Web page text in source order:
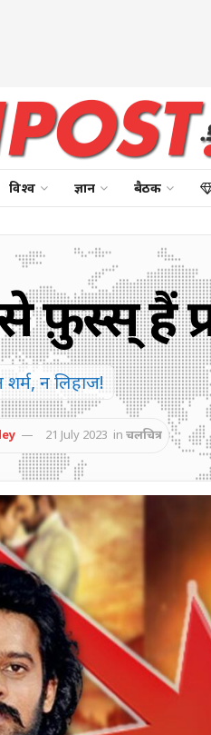
विश्व ज्ञान बैठक
फ़ुस्स् हैं
न लिहाज!
21 July 2023 in चलचित्र